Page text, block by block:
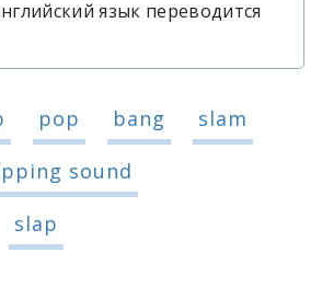
слова «хлопок»
язык переводится
слова «хлопок»
pop bang
slam
sound
slap